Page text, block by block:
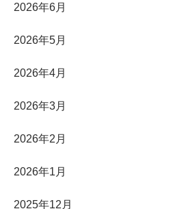
2026年6月
2026年5月
2026年4月
2026年3月
2026年2月
2026年1月
2025年12月